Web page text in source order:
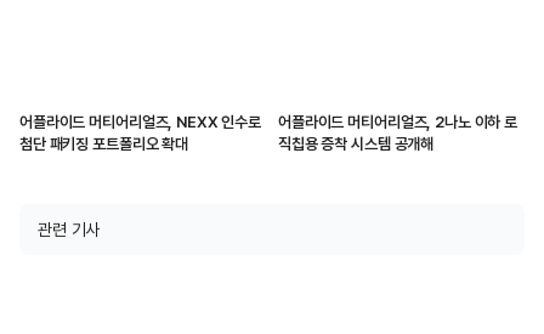
어플라이드 머티어리얼즈, NEXX 인수로
첨단 패키징 포트폴리오 확대
어플라이드 머티어리얼즈, 2나노 이하 로
직칩용 증착 시스템 공개해
관련 기사